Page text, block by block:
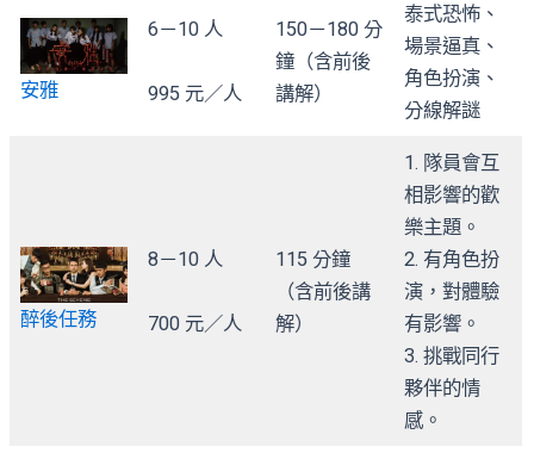
安雅
6－10 人
995 元／人
150－180 分
鐘（含前後
講解）
泰式恐怖、
場景逼真、
角色扮演、
分線解謎
醉後任務
8－10 人
700 元／人
115 分鐘
（含前後講
解）
1. 隊員會互
相影響的歡
樂主題。
2. 有角色扮
演，對體驗
有影響。
3. 挑戰同行
夥伴的情
感。